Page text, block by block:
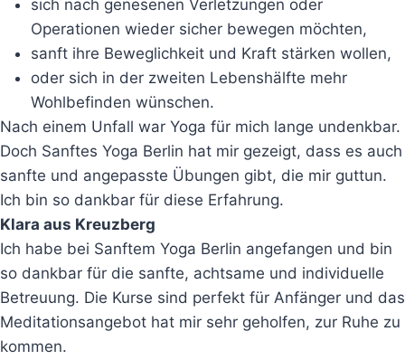
sich nach genesenen Verletzungen oder
Operationen wieder sicher bewegen möchten,
sanft ihre Beweglichkeit und Kraft stärken wollen,
oder sich in der zweiten Lebenshälfte mehr
Wohlbefinden wünschen.
Nach einem Unfall war Yoga für mich lange undenkbar.
Doch Sanftes Yoga Berlin hat mir gezeigt, dass es auch
sanfte und angepasste Übungen gibt, die mir guttun.
Ich bin so dankbar für diese Erfahrung.
Klara aus Kreuzberg
Ich habe bei Sanftem Yoga Berlin angefangen und bin
so dankbar für die sanfte, achtsame und individuelle
Betreuung. Die Kurse sind perfekt für Anfänger und das
Meditationsangebot hat mir sehr geholfen, zur Ruhe zu
kommen.